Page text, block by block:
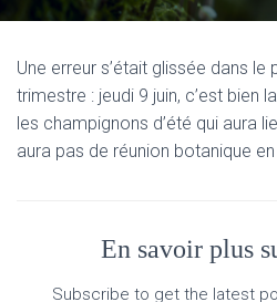
Une erreur s’était glissée dans
trimestre : jeudi 9 juin, c’est bien
les champignons d’été qui aura
aura pas de réunion botanique en
En savoir plus
Subscribe to get the latest